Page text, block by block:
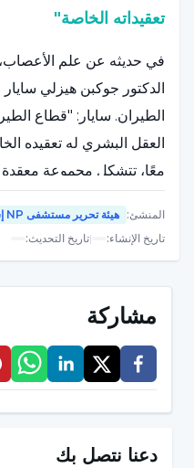
تعقيداته الخاصة"
في حديثه عن علم
الدكتور جوكبن هيزلي
الطيران. سايار: "قطاع
العقل البشري له تعقيده
معًا، تتشكل مجموعة معقدة
البروفيسور المساعد
جميع التخصصات معًا
في حديثه عن المخاطر في
ما يجب القيام به لتقليل
هناك وحدة في الرياضيات
من المجالات، يجب أن تعمل
وبهذه الطريقة، يمكننا
المنشئ: هيئة تحرير مستشفى NP إسطنبول الوطني
تاريخ الإنشاء:
|تاريخ التحديث:
مشاركة
دعنا نتصل بك